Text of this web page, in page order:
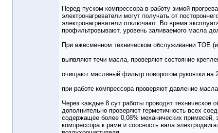
Перед пуском компрессора в работу зимой
электронагреватели могут получать от
электронагреватели отключают. Во время
профильтровывают, уровень заливаемого масла
При ежесменном техническом обслуживании TOE
выявляют течи масла, проверяют состояние
очищают масляный фильтр поворотом рукоятки на
при работе компрессора проверяют давление
Через каждые 8 сут работы проводят
дополнительно проверяют герметичность всех
содержащее более 0,08% механических примесей,
компрессора к раме и соосность вала